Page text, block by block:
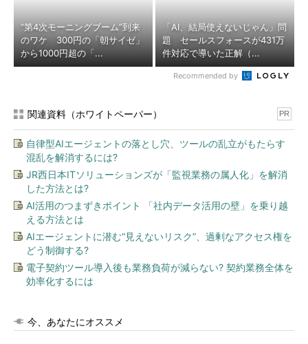
“第4次モーニングブーム”到来
のワケ 300円の「朝サイゼ」
から1000円超の「...
「AI、結局使えないじゃん」問
題 セールスフォースが431万
件対応で導いた正解（...
Recommended by
関連資料（ホワイトペーパー） PR
自律型AIエージェントの落とし穴、ツールの乱立がもたらす
混乱を解消するには?
JR西日本ITソリューションズが「監視業務の属人化」を解消
した方法とは?
AI活用のつまずきポイント 「社内データ活用の壁」を乗り越
える方法とは
AIエージェントに潜む“見えないリスク”、過剰なアクセス権を
どう制御する?
電子契約ツール導入後も業務負荷が減らない? 契約業務全体を
効率化するには
今、あなたにオススメ